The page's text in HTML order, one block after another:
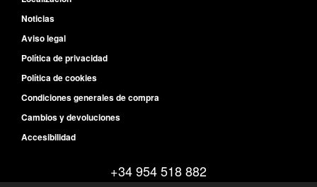
Noticias
Aviso legal
Política de privacidad
Política de cookies
Condiciones generales de compra
Cambios y devoluciones
Accesibilidad
+34 954 518 882